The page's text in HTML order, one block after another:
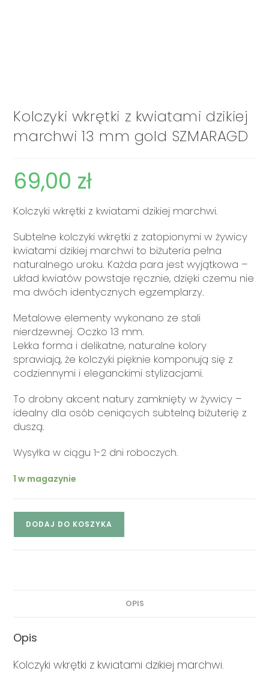
Kolczyki wkrętki z kwiatami dzikiej
marchwi 13 mm gold SZMARAGD
69,00 zł
Kolczyki wkrętki z kwiatami dzikiej marchwi.
Subtelne kolczyki wkrętki z zatopionymi w żywicy
kwiatami dzikiej marchwi to biżuteria pełna
naturalnego uroku. Każda para jest wyjątkowa –
układ kwiatów powstaje ręcznie, dzięki czemu nie
ma dwóch identycznych egzemplarzy.
Metalowe elementy wykonano ze stali
nierdzewnej. Oczko 13 mm.
Lekka forma i delikatne, naturalne kolory
sprawiają, że kolczyki pięknie komponują się z
codziennymi i eleganckimi stylizacjami.
To drobny akcent natury zamknięty w żywicy –
idealny dla osób ceniących subtelną biżuterię z
duszą.
Wysyłka w ciągu 1-2 dni roboczych.
1 w magazynie
DODAJ DO KOSZYKA
OPIS
Opis
Kolczyki wkrętki z kwiatami dzikiej marchwi.